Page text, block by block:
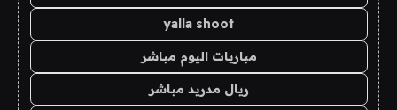
yalla shoot
مباريات اليوم مباشر
ريال مدريد مباشر